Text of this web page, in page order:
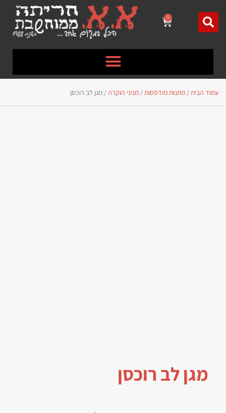
0
עמוד הבית/ מתנות מודפסות/ מגיני הוקרה/ מגן לב רוכסן
מגן לב רוכסן